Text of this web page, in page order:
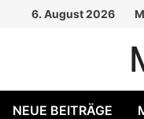
6. August 2026
NEUE BEITRÄGE